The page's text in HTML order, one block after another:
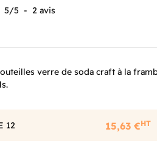
5/5 - 2 avis
verre de soda craft à la
12 15,63 €HT